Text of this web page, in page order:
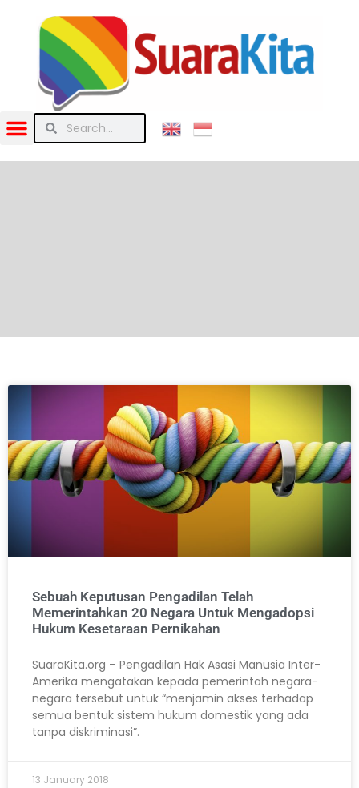
Sebuah Keputusan Pengadilan Telah
Memerintahkan 20 Negara Untuk Mengadopsi
Hukum Kesetaraan Pernikahan
SuaraKita.org – Pengadilan Hak Asasi Manusia Inter-
Amerika mengatakan kepada pemerintah negara-
negara tersebut untuk “menjamin akses terhadap
semua bentuk sistem hukum domestik yang ada
tanpa diskriminasi”.
13 January 2018